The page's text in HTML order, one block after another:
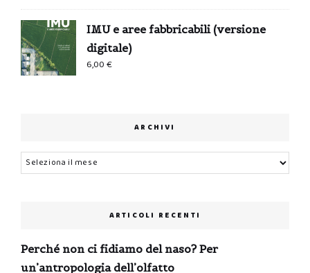
IMU e aree fabbricabili (versione
digitale)
6,00€
ARCHIVI
Archivi
ARTICOLI RECENTI
Perché non ci fidiamo del naso? Per
un’antropologia dell’olfatto